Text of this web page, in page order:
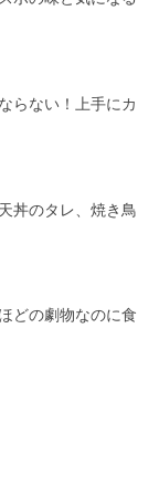
らない！上手にカ
丼のタレ、焼き鳥
どの劇物なのに食